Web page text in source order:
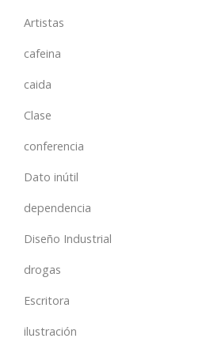
Artistas
cafeina
caida
Clase
conferencia
Dato inútil
dependencia
Diseño Industrial
drogas
Escritora
ilustración